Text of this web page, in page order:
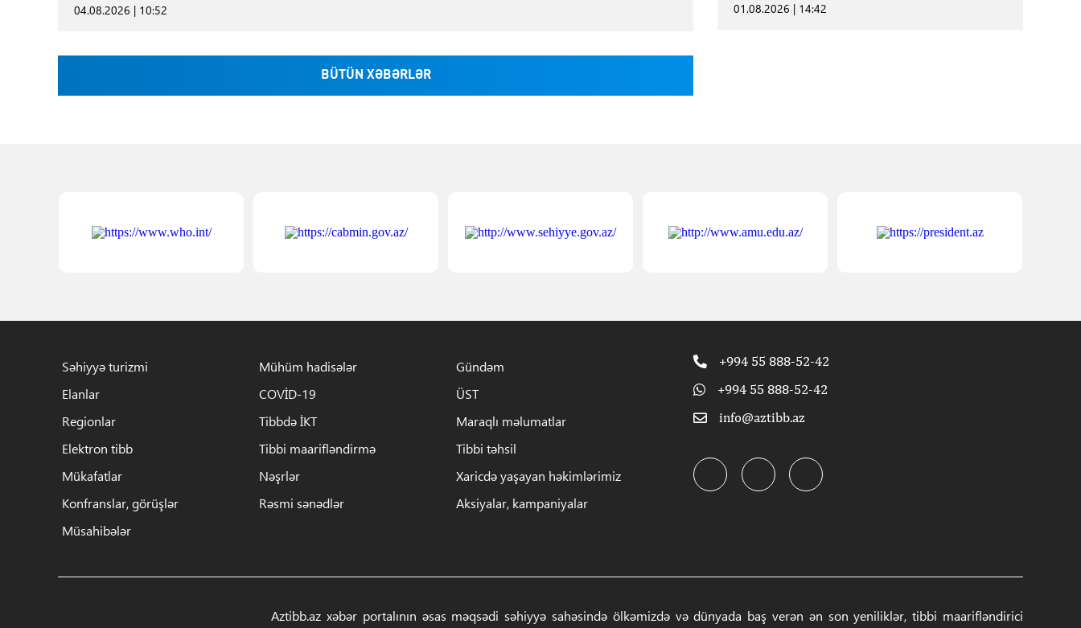
04.08.2026 | 10:52
BÜTÜN XƏBƏRLƏR
01.08.2026 | 14:42
Səhiyyə turizmi Mühüm hadisələr
Gündəm
Elanlar
COVİD-19
ÜST
Regionlar
Tibbdə İKT
Maraqlı məlumatlar
Elektron tibb
Tibbi maarifləndirmə
Tibbi təhsil
Mükafatlar
Nəşrlər
Xaricdə yaşayan həkimlərimiz
Konfranslar, görüşlər
Rəsmi sənədlər
Aksiyalar, kampaniyalar
Müsahibələr
+994 55 888-52-42
+994 55 888-52-42
info@aztibb.az
Aztibb.az xəbər portalının əsas məqsədi səhiyyə sahəsində ölkəmizdə və dünyada baş verən ən son yeniliklər, tibbi maarifləndirici